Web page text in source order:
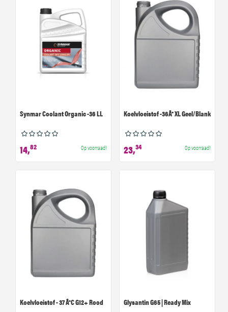
Synmar Coolant Organic -36 LL
14,82 Op voorraad!
Koelvloeistof -36Â° XL Geel/Blank
23,34 Op voorraad!
Koelvloeistof - 37 Â°C G12+ Rood Glysantin G65 | Ready Mix